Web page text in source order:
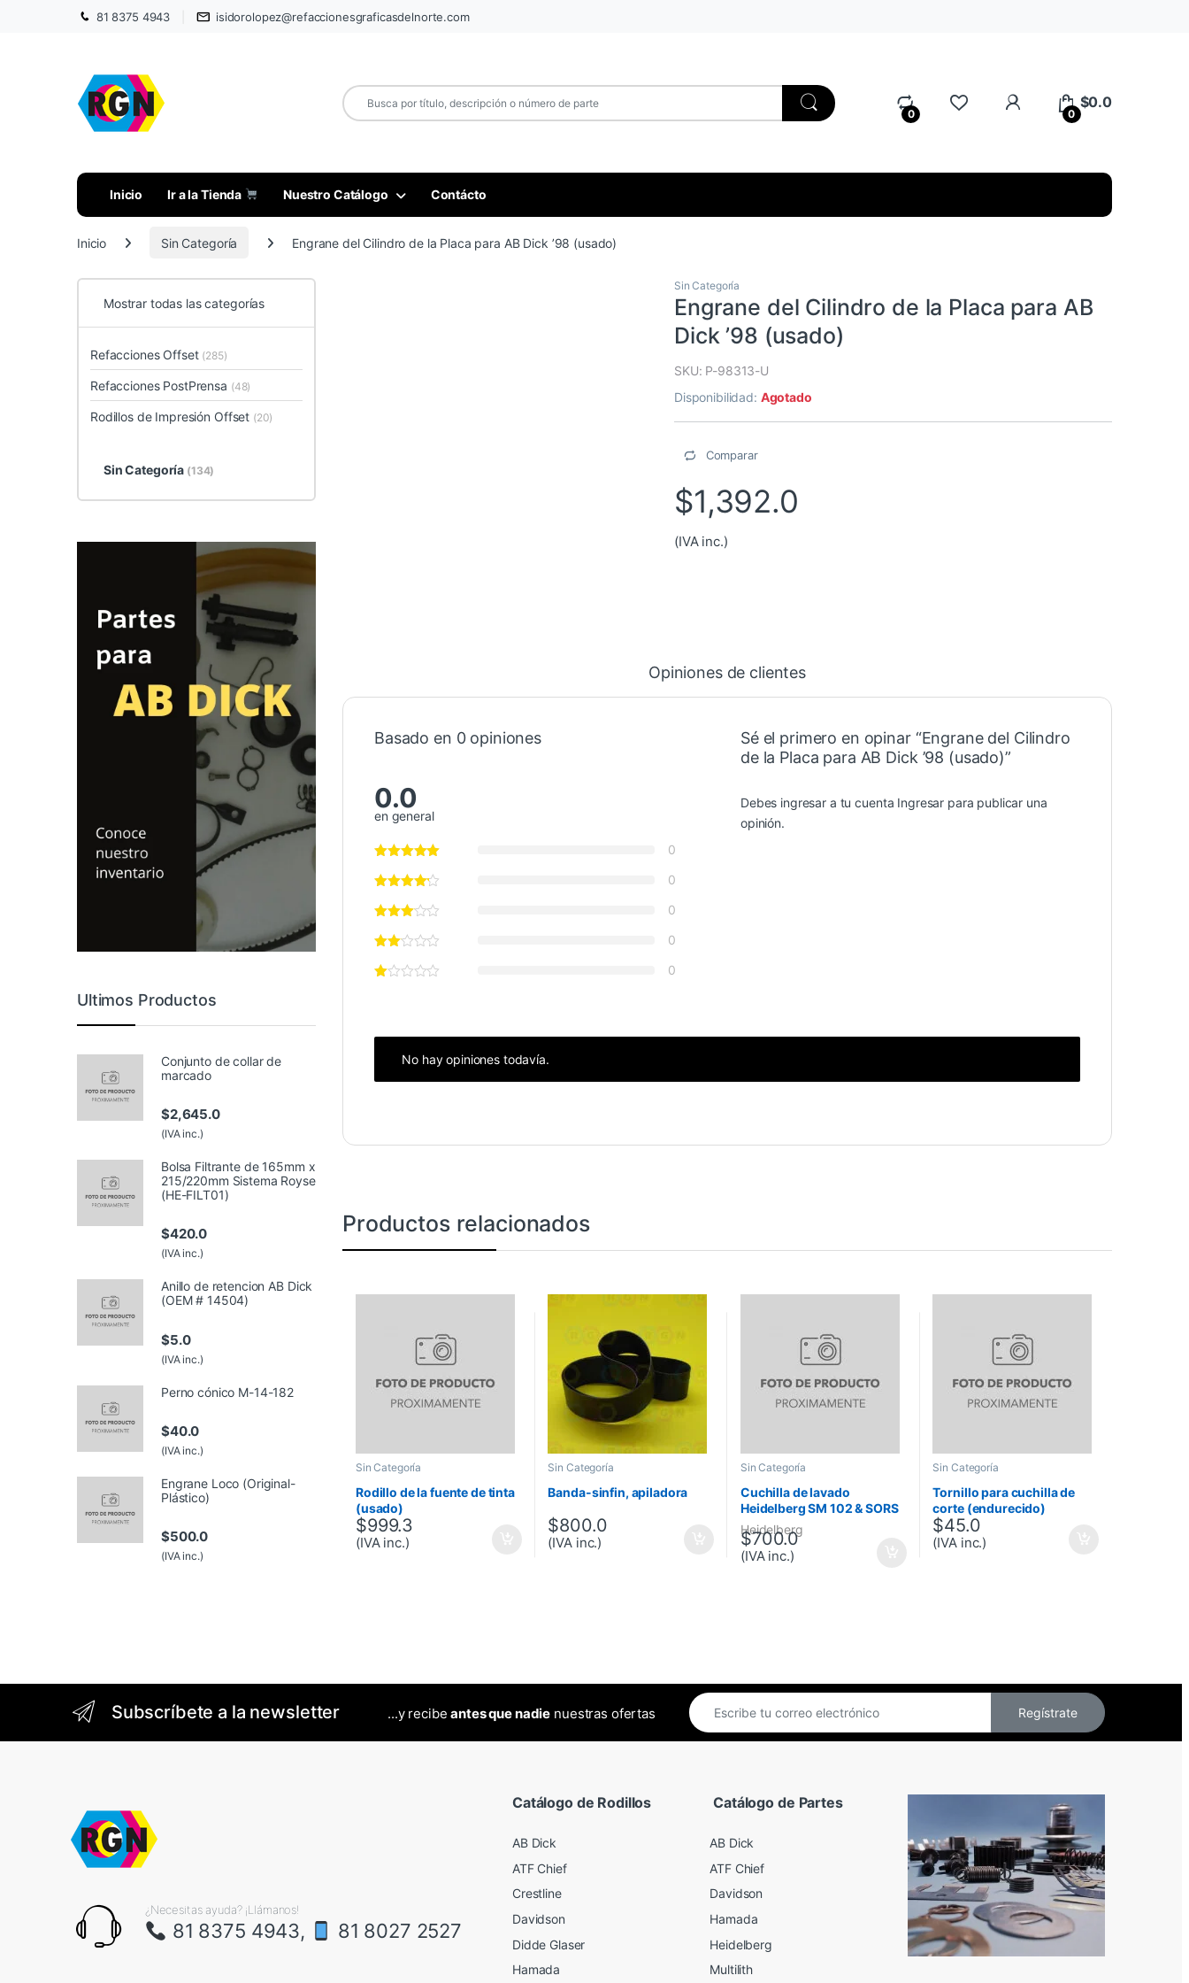
81 8375 4943 isidorolopez@refaccionesgraficasdelnorte.com
0
My Account
0
$0.0
Inicio Ir a la Tienda Nuestro Catálogo Contácto
Inicio Sin Categoría Engrane del Cilindro de la Placa para AB Dick ’98 (usado)
Sin Categoría
Engrane del Cilindro de la Placa para AB
Dick ’98 (usado)
SKU: P-98313-U
Disponibilidad: Agotado
Comparar
$1,392.0
(IVA inc.)
Opiniones de clientes
Basado en 0 opiniones
0.0
en general
0
0
0
0
0
Sé el primero en opinar “Engrane del Cilindro
de la Placa para AB Dick ’98 (usado)”
Debes ingresar a tu cuenta Ingresar para publicar una
opinión.
No hay opiniones todavía.
Productos relacionados
Sin Categoría
Rodillo de la fuente de tinta
(usado)
$999.3
(IVA inc.)
Sin Categoría
Banda-sinfin, apiladora
$800.0
(IVA inc.)
Sin Categoría
Cuchilla de lavado
Heidelberg SM 102 & SORS
(1090 mm, 11
agujeros/ranuras)
Heidelberg
$700.0
(IVA inc.)
Sin Categoría
Tornillo para cuchilla de
corte (endurecido)
$45.0
(IVA inc.)
Mostrar todas las categorías
Refacciones Offset (285)
Refacciones PostPrensa (48)
Rodillos de Impresión Offset (20)
Sin Categoría (134)
Ultimos Productos
Conjunto de collar de
marcado
$2,645.0
(IVA inc.)
Bolsa Filtrante de 165mm x
215/220mm Sistema Royse
(HE-FILT01)
$420.0
(IVA inc.)
Anillo de retencion AB Dick
(OEM # 14504)
$5.0
(IVA inc.)
Perno cónico M-14-182
$40.0
(IVA inc.)
Engrane Loco (Original-
Plástico)
$500.0
(IVA inc.)
Brands CarouselSubscríbete a la newsletter ...y recibeantes que nadie nuestras ofertas Regístrate
¿Necesitas ayuda? ¡Llámanos!
81 8375 4943, 81 8027 2527
Catálogo de Rodillos
AB Dick
ATF Chief
Crestline
Davidson
Didde Glaser
Hamada
Catálogo de Partes
AB Dick
ATF Chief
Davidson
Hamada
Heidelberg
Multilith